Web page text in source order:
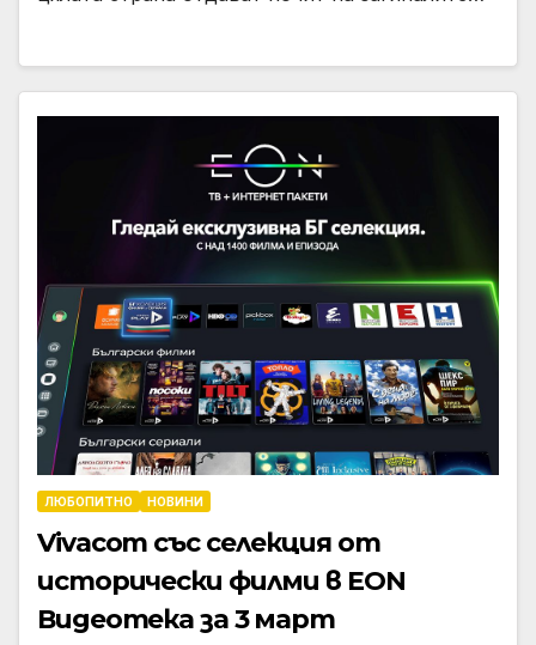
ЛЮБОПИТНО НОВИНИ
Vivacom със селекция от
исторически филми в EON
Видеотека за 3 март